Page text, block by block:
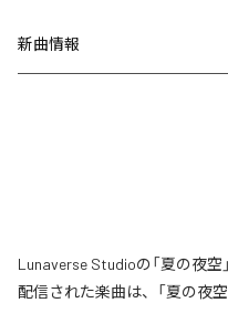
新曲情報
Lunaverse Studioの「夏の夜
配信された楽曲は、「夏の夜